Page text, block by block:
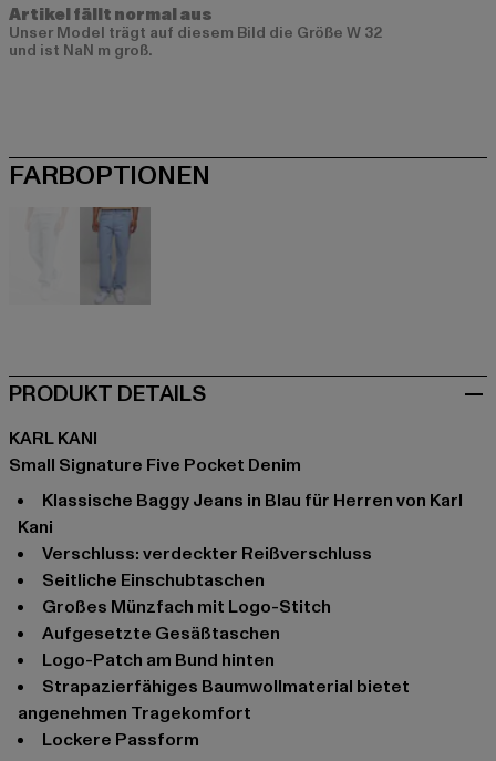
Artikel fällt normal aus
Unser Model trägt auf diesem Bild die Größe W 32
und ist NaN m groß.
FARBOPTIONEN
PRODUKT DETAILS
KARL KANI
Small Signature Five Pocket Denim
Klassische Baggy Jeans in Blau für Herren von Karl
Kani
Verschluss: verdeckter Reißverschluss
Seitliche Einschubtaschen
Großes Münzfach mit Logo-Stitch
Aufgesetzte Gesäßtaschen
Logo-Patch am Bund hinten
Strapazierfähiges Baumwollmaterial bietet
angenehmen Tragekomfort
Lockere Passform